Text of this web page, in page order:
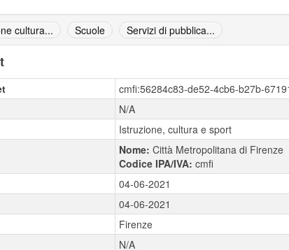
cultura... Scuole Servizi di pubblica...
cmfi:56284c83-de52-4cb6-b27b-
N/A
Istruzione, cultura e sport
Nome: Città Metropolitana di Firenze
Codice IPA/IVA: cmfi
04-06-2021
04-06-2021
Firenze
N/A